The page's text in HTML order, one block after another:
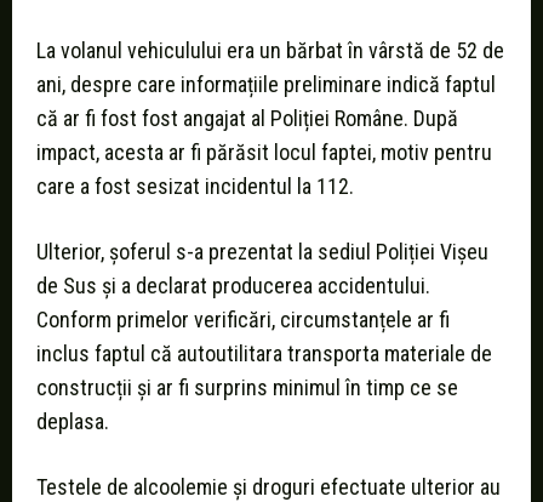
La volanul vehiculului era un bărbat în vârstă de 52 de
ani, despre care informațiile preliminare indică faptul
că ar fi fost fost angajat al Poliției Române. După
impact, acesta ar fi părăsit locul faptei, motiv pentru
care a fost sesizat incidentul la 112.
Ulterior, șoferul s-a prezentat la sediul Poliției Vișeu
de Sus și a declarat producerea accidentului.
Conform primelor verificări, circumstanțele ar fi
inclus faptul că autoutilitara transporta materiale de
construcții și ar fi surprins minimul în timp ce se
deplasa.
Testele de alcoolemie și droguri efectuate ulterior au